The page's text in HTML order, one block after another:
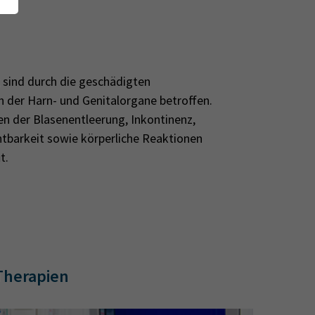
durch die geschädigten
der Harn- und Genitalorgane betroffen.
der Blasenentleerung, Inkontinenz,
sowie körperliche Reaktionen